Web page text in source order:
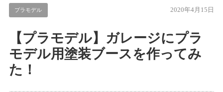
プラモデル 2020年4月15日
【プラモデル】ガレージにプラ
モデル用塗装ブースを作ってみ
た！